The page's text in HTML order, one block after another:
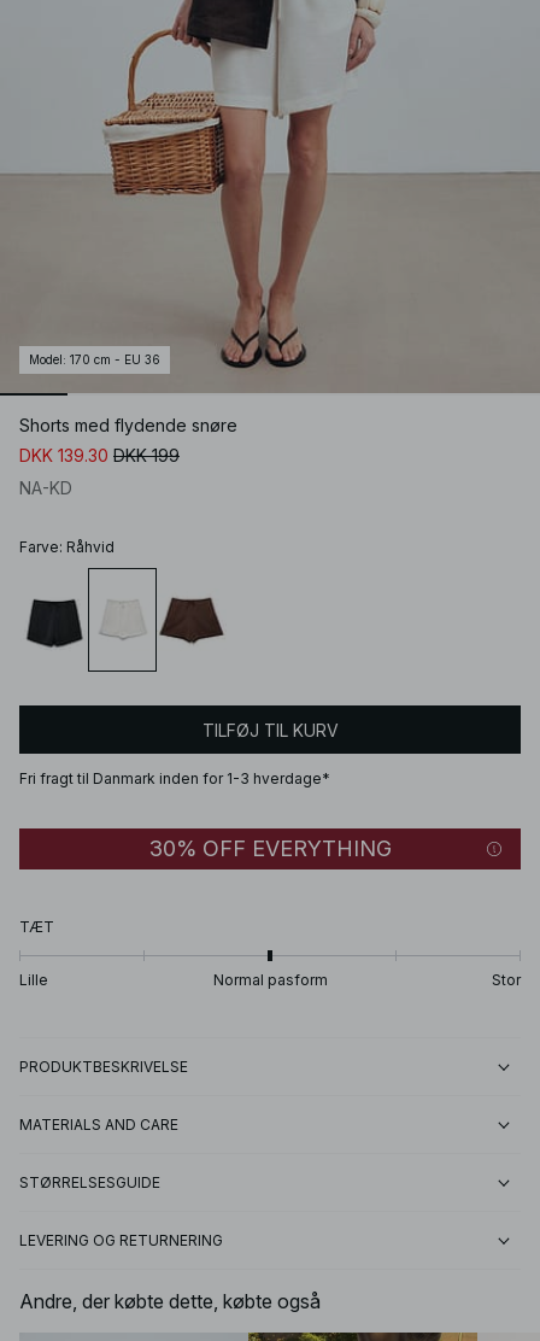
Model : 170 cm - EU 36
Shorts med flydende snøre
DKK 139.30 DKK 199
NA-KD
Farve: Råhvid
TILFØJ TIL KURV
Fri fragt til Danmark inden for 1-3 hverdage*
30% OFF EVERYTHING
TÆT
Lille Normal pasform Stor
PRODUKTBESKRIVELSE
MATERIALS AND CARE
STØRRELSESGUIDE
LEVERING OG RETURNERING
Andre, der købte dette, købte også